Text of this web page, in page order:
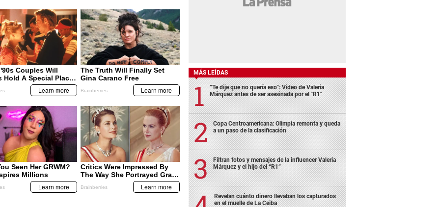
MÁS LEÍDAS
“Te dije que no quería eso”: Video de Valeria
Márquez antes de ser asesinada por el "R1"
Copa Centroamericana: Olimpia remonta y queda
a un paso de la clasificación
Filtran fotos y mensajes de la influencer Valeria
Márquez y el hijo del “R1”
Revelan cuánto dinero llevaban los capturados
en el muelle de La Ceiba